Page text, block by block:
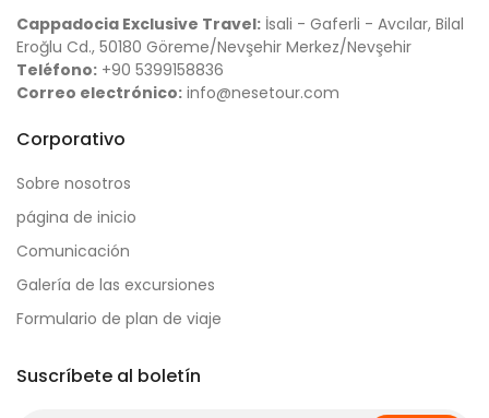
Cappadocia Exclusive Travel: İsali - Gaferli - Avcılar, Bilal
Eroğlu Cd., 50180 Göreme/Nevşehir Merkez/Nevşehir
Teléfono: +90 5399158836
Correo electrónico: info@nesetour.com
Corporativo
Sobre nosotros
página de inicio
Comunicación
Galería de las excursiones
Formulario de plan de viaje
Suscríbete al boletín